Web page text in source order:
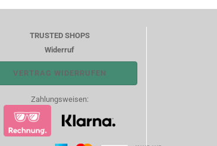
TRUSTED SHOPS
Widerruf
VERTRAG WIDERRUFEN
Zahlungsweisen: